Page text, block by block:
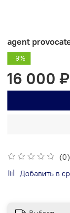
agent
(0)
Добавить в
-9%
16 000 ₽